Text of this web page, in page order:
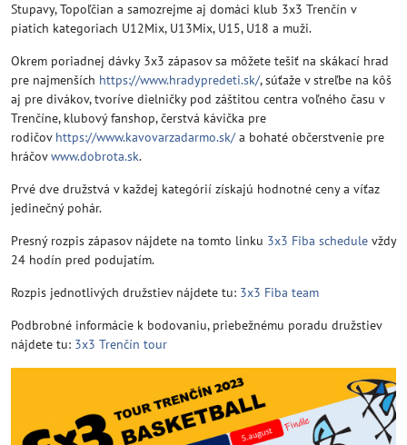
Stupavy, Topoľčian a samozrejme aj domáci klub 3x3 Trenčín v
piatich kategoriach U12Mix, U13Mix, U15, U18 a muži.
Okrem poriadnej dávky 3x3 zápasov sa môžete tešiť na skákací hrad
pre najmenších https://www.hradypredeti.sk/, súťaže v streľbe na kôš
aj pre divákov, tvoríve dielničky pod záštitou centra voľného času v
Trenčíne, klubový fanshop, čerstvá kávička pre
rodičov https://www.kavovarzadarmo.sk/a bohaté občerstvenie pre
hráčovwww.dobrota.sk.
Prvé dve družstvá v každej kategórií získajú hodnotné ceny a víťaz
jedinečný pohár.
Presný rozpis zápasov nájdete na tomto linku 3x3 Fiba schedule vždy
24 hodín pred podujatím.
Rozpis jednotlivých družstiev nájdete tu: 3x3 Fiba team
Podbrobné informácie k bodovaniu, priebežnému poradu družstiev
nájdete tu: 3x3 Trenčín tour